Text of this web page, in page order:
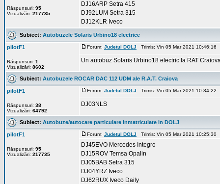
Răspunsuri: 95
Vizualizări: 217735
DJ16ARP Setra 415
DJ92LUM Setra 315
DJ12KLR Iveco
Subiect: Autobuzele Solaris Urbino18 electrice
pilotF1
Răspunsuri: 1
Vizualizări: 8602
Forum: Judetul DOLJ Trimis: Vin 05 Mar 2021
Un autobuz Solaris Urbino18 electric la RAT
Subiect: Autobuzele ROCAR DAC 112 UDM ale R.A.T. Craiova
pilotF1
Răspunsuri: 38
Vizualizări: 64792
Forum: Judetul DOLJ Trimis: Vin 05 Mar 2021
DJ03NLS
Subiect: Autobuze/autocare particulare inmatriculate in DOLJ
pilotF1
Răspunsuri: 95
Vizualizări: 217735
Forum: Judetul DOLJ Trimis: Vin 05 Mar 2021
DJ45EVO Mercedes Integro
DJ15ROV Temsa Opalin
DJ05BAB Setra 315
DJ04YRZ Iveco
DJ62RUX Iveco Daily